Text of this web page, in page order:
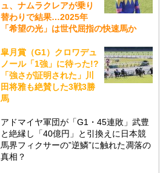
ュ、ナムラクレアが乗り
替わりで結果…2025年
「希望の光」は世代屈指の快速馬か
皐月賞（G1）クロワデュ
ノール「1強」に待った!?
「強さが証明された」川
田将雅も絶賛した3戦3勝
馬
アドマイヤ軍団が「G1・45連敗」武豊
と絶縁し「40億円」と引換えに日本競
馬界フィクサーの”逆鱗”に触れた凋落の
真相？